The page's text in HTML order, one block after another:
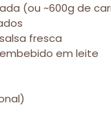
(ou ~600g de
fresca
em leite